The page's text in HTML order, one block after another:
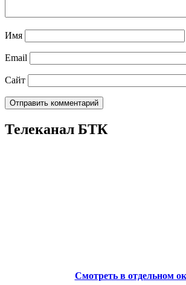
Имя
Email
Сайт
Телеканал БТК
Смотреть в отдельном